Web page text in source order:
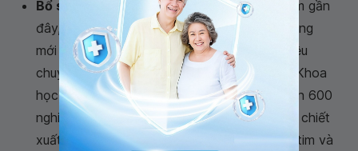
Bổ sung thảo dược hỗ trợ:
trong những năm gần
đây, việc sử dụng thảo dược đang là xu hướng
mới trong điều trị bệnh mạch vành được nhiều
chuyên gia đánh giá cao. Tại Viện Hàn Lâm Khoa
học Nga, các nhà khoa học đã tiến hành hơn 600
nghiên cứu và phát hiện Dihydroquercetin từ chiết
xuất thông Dahurian có rất nhiều lợi ích trên tim và